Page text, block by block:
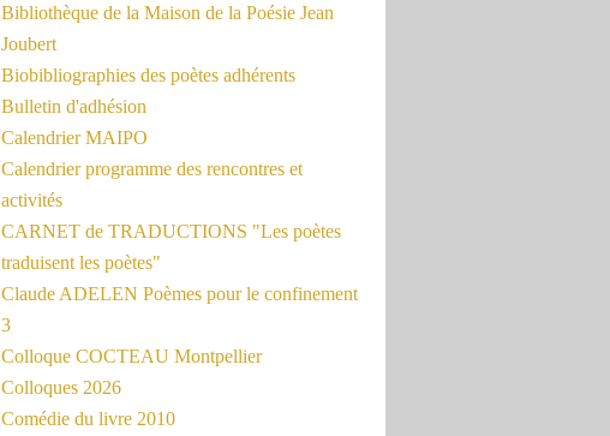
Bibliothèque de la Maison de la Poésie Jean
Joubert
Biobibliographies des poètes adhérents
Bulletin d'adhésion
Calendrier MAIPO
Calendrier programme des rencontres et
activités
CARNET de TRADUCTIONS "Les poètes
traduisent les poètes"
Claude ADELEN Poèmes pour le confinement
3
Colloque COCTEAU Montpellier
Colloques 2026
Comédie du livre 2010